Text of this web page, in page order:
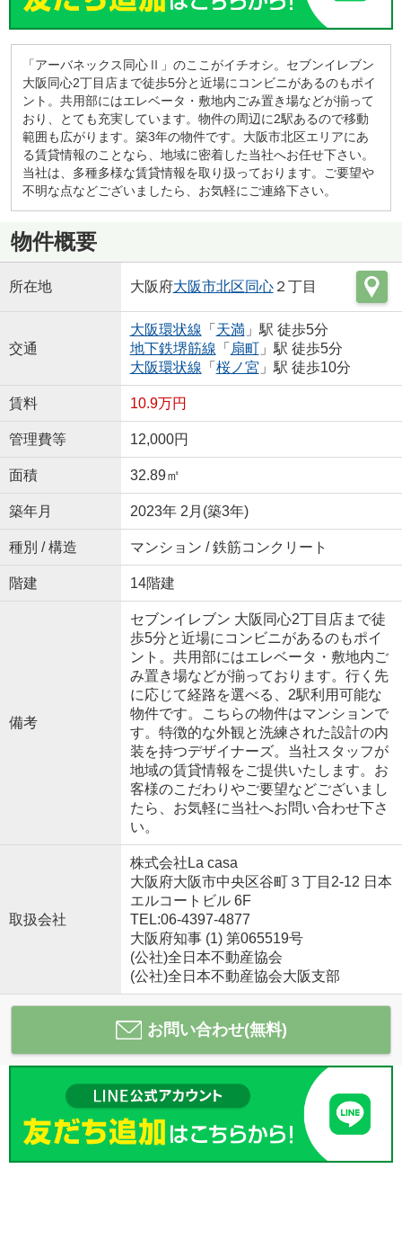
「アーバネックス同心Ⅱ」のここがイチオシ。セブンイレブン
大阪同心2丁目店まで徒歩5分と近場にコンビニがあるのもポイ
ント。共用部にはエレベータ・敷地内ごみ置き場などが揃って
おり、とても充実しています。物件の周辺に2駅あるので移動
範囲も広がります。築3年の物件です。大阪市北区エリアにあ
る賃貸情報のことなら、地域に密着した当社へお任せ下さい。
当社は、多種多様な賃貸情報を取り扱っております。ご要望や
不明な点などございましたら、お気軽にご連絡下さい。
物件概要
所在地 大阪府大阪市北区同心２丁目
交通
大阪環状線 「 天満」駅 徒歩5分
地下鉄堺筋線 「 扇町」駅 徒歩5分
大阪環状線 「 桜ノ宮 」駅 徒歩10分
賃料 10.9万円
管理費等 12,000円
面積 32.89㎡
築年月 2023年 2月(築3年)
種別 / 構造 マンション / 鉄筋コンクリート
階建 14階建
備考
セブンイレブン 大阪同心2丁目店まで徒
歩5分と近場にコンビニがあるのもポイ
ント。共用部にはエレベータ・敷地内ご
み置き場などが揃っております。行く先
に応じて経路を選べる、2駅利用可能な
物件です。こちらの物件はマンションで
す。特徴的な外観と洗練された設計の内
装を持つデザイナーズ。当社スタッフが
地域の賃貸情報をご提供いたします。お
客様のこだわりやご要望などございまし
たら、お気軽に当社へお問い合わせ下さ
い。
取扱会社
株式会社La casa
大阪府大阪市中央区谷町３丁目2-12 日本
エルコートビル 6F
TEL:06-4397-4877
大阪府知事 (1) 第065519号
(公社)全日本不動産協会
(公社)全日本不動産協会大阪支部
お問い合わせ(無料)